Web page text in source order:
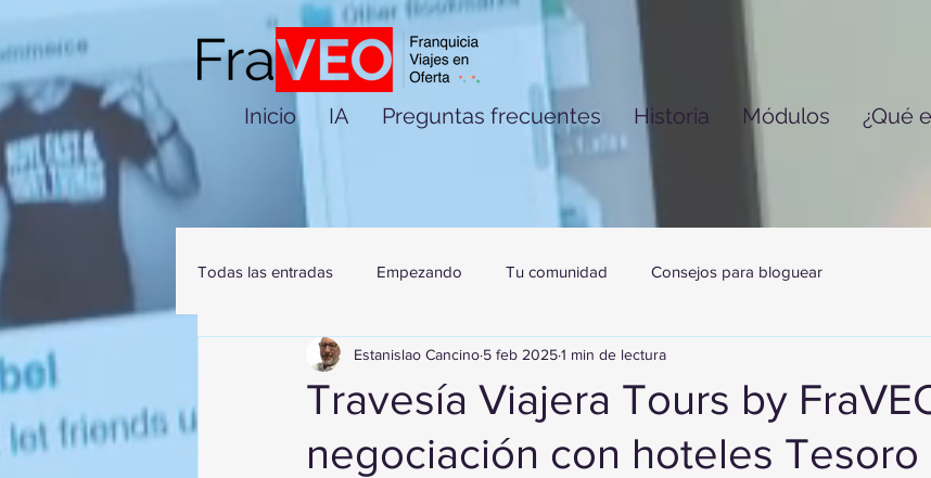
Inicio IA Preguntas frecuentes Historia Módulos ¿Qué
Todas las entradas Empezando Tu comunidad Consejos para bloguear
Travesía Viajera Tours by
negociación con hoteles Tesoro
Estanislao Cancino 5 feb 20251 min de lectura